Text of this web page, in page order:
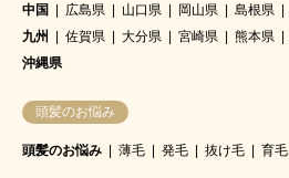
中国
広島県 山口県 岡山県 島根県
九州
佐賀県 大分県 宮崎県 熊本県
沖縄県
頭髪のお悩み
頭髪のお悩み 薄毛 発毛 抜け毛 育毛